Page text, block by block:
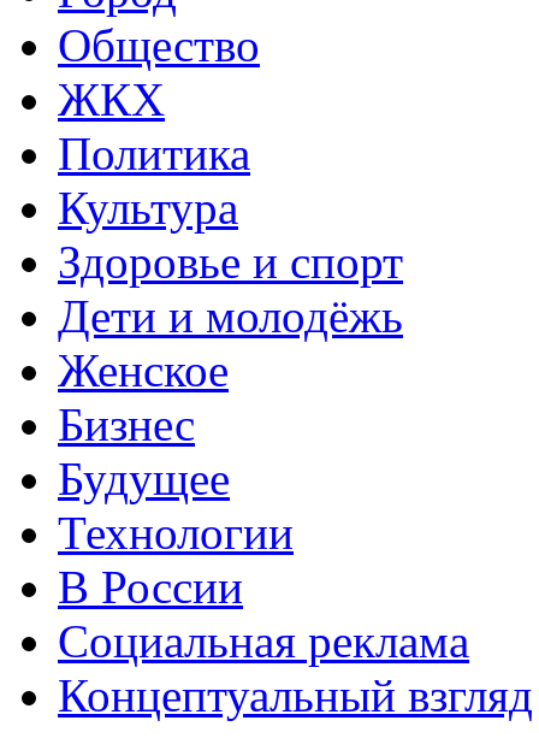
Общество
ЖКХ
Политика
Культура
Здоровье и спорт
Дети и молодёжь
Женское
Бизнес
Будущее
Технологии
В России
Социальная реклама
Концептуальный взгляд